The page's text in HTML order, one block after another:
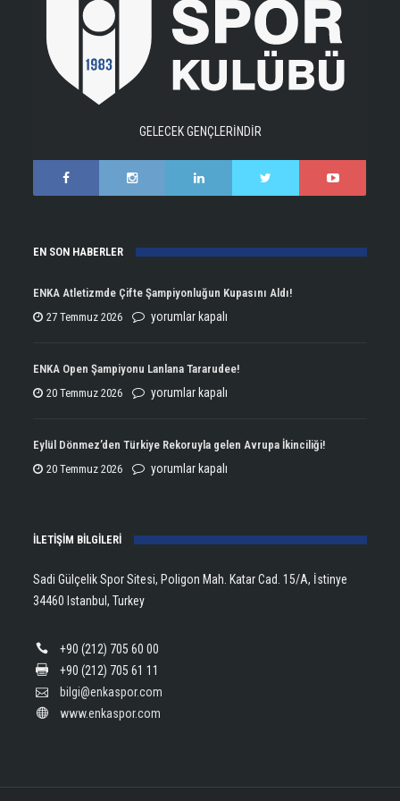
GELECEK GENÇLERİNDİR
EN SON HABERLER
ENKA Atletizmde Çifte Şampiyonluğun Kupasını Aldı!
27 Temmuz 2026
ENKA
Çifte
Şampiyonluğun
yorumlar kapalı
ENKA Open Şampiyonu Lanlana Tararudee!
20 Temmuz 2026
ENKA
Şampiyonu
Lanlana
yorumlar kapalı
Eylül Dönmez’den Türkiye Rekoruyla gelen Avrupa İkinciliği!
20 Temmuz 2026
Eylül
Rekoruyla
Avrupa
yorumlar kapalı
İLETİŞİM BİLGİLERİ
Sadi Gülçelik Spor Sitesi, Poligon Mah. Katar Cad. 15/A, İstinye
34460 Istanbul, Turkey
+90 (212) 705 60 00
+90 (212) 705 61 11
bilgi@enkaspor.com
www.enkaspor.com